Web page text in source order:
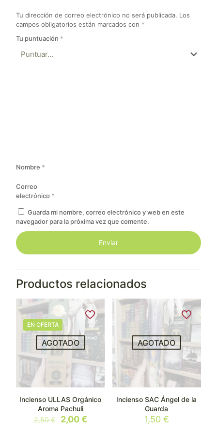
Tu dirección de correo electrónico no será publicada. Los
campos obligatorios están marcados con *
Tu puntuación *
Nombre *
Correo
electrónico *
Guarda mi nombre, correo electrónico y web en este
navegador para la próxima vez que comente.
Productos relacionados
EN OFERTA
AGOTADO
Incienso ULLAS Orgánico
Aroma Pachuli
2,50€
El
2,00€El
AGOTADO
Incienso SAC Ángel de la
Guarda
1,50 €